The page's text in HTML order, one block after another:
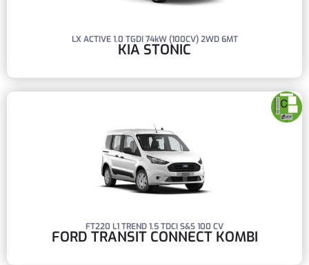
LX ACTIVE 1.0 TGDI 74kW (100CV) 2WD 6MT
KIA STONIC
FT220 L1 TREND 1.5 TDCI S&S 100 CV
FORD TRANSIT CONNECT KOMBI